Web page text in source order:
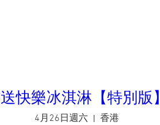
快樂冰淇淋【特別版】
4月26日週六 香港